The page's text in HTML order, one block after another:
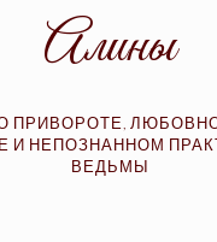
Алины
ПРИВОРОТЕ,
И НЕПОЗНАННОМ
ВЕДЬМЫ